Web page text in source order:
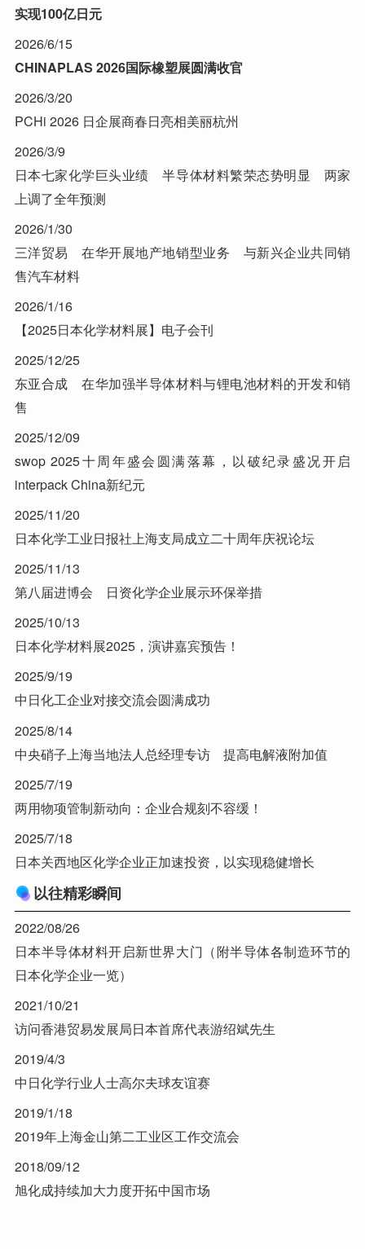
实现100亿日元
2026/6/15
CHINAPLAS 2026国际橡塑展圆满收官
2026/3/20
PCHi 2026 日企展商春日亮相美丽杭州
2026/3/9
日本七家化学巨头业绩 半导体材料繁荣态势明显 两家
上调了全年预测
2026/1/30
三洋贸易 在华开展地产地销型业务 与新兴企业共同销
售汽车材料
2026/1/16
【2025日本化学材料展】电子会刊
2025/12/25
东亚合成 在华加强半导体材料与锂电池材料的开发和销
售
2025/12/09
swop 2025十周年盛会圆满落幕，以破纪录盛况开启
interpack China新纪元
2025/11/20
日本化学工业日报社上海支局成立二十周年庆祝论坛
2025/11/13
第八届进博会 日资化学企业展示环保举措
2025/10/13
日本化学材料展2025，演讲嘉宾预告！
2025/9/19
中日化工企业对接交流会圆满成功
2025/8/14
中央硝子上海当地法人总经理专访 提高电解液附加值
2025/7/19
两用物项管制新动向：企业合规刻不容缓！
2025/7/18
日本关西地区化学企业正加速投资，以实现稳健增长
以往精彩瞬间
2022/08/26
日本半导体材料开启新世界大门（附半导体各制造环节的
日本化学企业一览）
2021/10/21
访问香港贸易发展局日本首席代表游绍斌先生
2019/4/3
中日化学行业人士高尔夫球友谊赛
2019/1/18
2019年上海金山第二工业区工作交流会
2018/09/12
旭化成持续加大力度开拓中国市场